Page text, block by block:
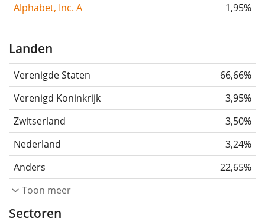
Alphabet, Inc. A
1,95%
Landen
Verenigde Staten
66,66%
Verenigd Koninkrijk
3,95%
Zwitserland
3,50%
Nederland
3,24%
Anders
22,65%
Toon meer
Sectoren